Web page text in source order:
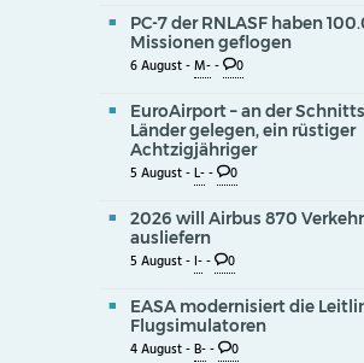
PC-7 der RNLASF haben
Missionen geflogen
6 August -M-- 0
EuroAirport – an der
Länder gelegen, ein rüstiger
Achtzigjähriger
5 August -L-- 0
2026 will Airbus 870
ausliefern
5 August -I-- 0
EASA modernisiert die
Flugsimulatoren
4 August -B-- 0